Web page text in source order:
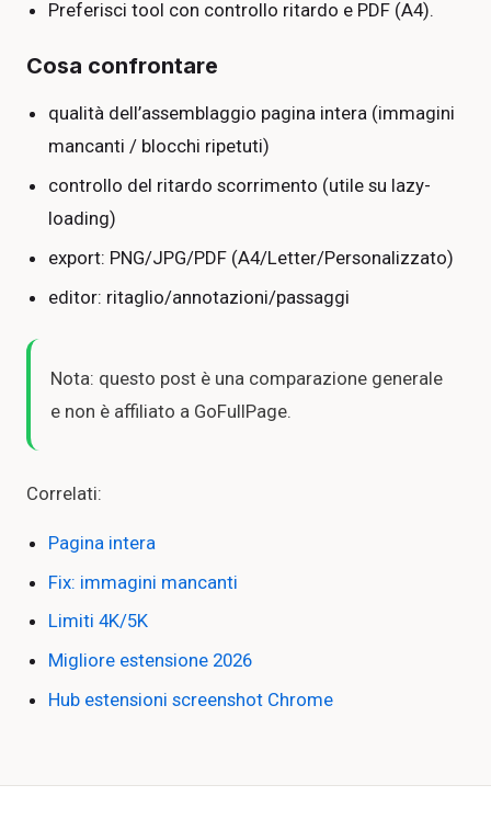
Preferisci tool con controllo ritardo e PDF (A4).
Cosa confrontare
qualità dell’assemblaggio pagina intera (immagini
mancanti / blocchi ripetuti)
controllo del ritardo scorrimento (utile su lazy-
loading)
export: PNG/JPG/PDF (A4/Letter/Personalizzato)
editor: ritaglio/annotazioni/passaggi
Nota: questo post è una comparazione generale
e non è affiliato a GoFullPage.
Correlati:
Pagina intera
Fix: immagini mancanti
Limiti 4K/5K
Migliore estensione 2026
Hub estensioni screenshot Chrome